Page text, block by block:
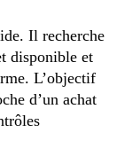
Il recherche
disponible et
L’objectif
d’un achat